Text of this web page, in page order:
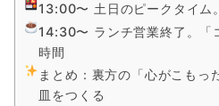
13:00〜 土日のピークタイム
14:30〜 ランチ営業終了。「
時間
まとめ：裏方の「心がこもっ
皿をつくる